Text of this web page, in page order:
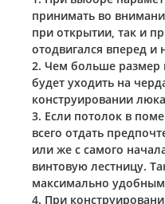
принимать во
при открытии, так и
отодвигался вперед и
Чем больше размер
будет уходить на
конструировании
Если потолок в
всего отдать
или же с самого
винтовую лестницу.
максимально
При